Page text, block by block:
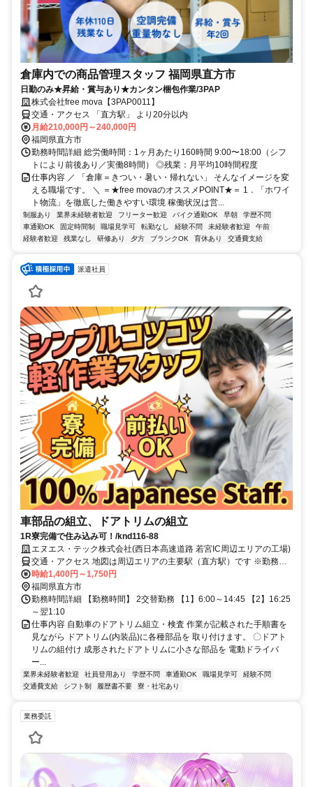
倉庫内での商品管理スタッフ 福岡県直方市
日勤のみ★昇給・賞与あり★カンタン梱包作業/3PAP
株式会社free mova【3PAP0011】
交通・アクセス 「直方駅」 より20分以内
月給210,000円～240,000円
福岡県直方市
勤務時間詳細 総労働時間：1ヶ月あたり160時間 9:00〜18:00（シフ
トにより前後あり／実働8時間） ◎残業：月平均10時間程度
仕事内容 ／ 「倉庫＝きつい・暑い・帰れない」 そんなイメージを変
える職場です。 ＼ ＝★free movaのオススメPOINT★＝ 1．「ホワイ
ト物流」を徹底した働きやすい環境 稼働状況は営...
制服あり 業界未経験者歓迎 フリーター歓迎 バイク通勤OK 早朝
学歴不問
車通勤OK
固定時間制 職場見学可 転勤なし 経験不問 未経験者歓迎
午前
経験者歓迎
残業なし 研修あり 夕方 ブランクOK 育休あり 交通費支給
派遣社員
車部品の組立、ドアトリムの組立
1R寮完備で住み込み可！/knd116-88
エヌエス・テック株式会社(西日本高速道路 若宮IC周辺エリアの工場)
交通・アクセス 地図は周辺エリアの主要駅（直方駅）です ※勤務地
は西日本高速道路『若宮IC』から車10分圏内 ※車通勤OK
時給1,400円～1,750円
福岡県直方市
勤務時間詳細 【勤務時間】 2交替勤務 【1】6:00～14:45 【2】16:25
～翌1:10
仕事内容 自動車のドアトリム組立・検査 作業が記載された手順書を
見ながら ドアトリム(内装品)に各種部品を 取り付けます。 〇ドアト
リムの組付け 成形されたドアトリムに小さな部品を 電動ドライバ
ー...
業界未経験者歓迎 社員登用あり 学歴不問 車通勤OK 職場見学可
経験不問
交通費支給
シフト制 履歴書不要 寮・社宅あり
業務委託